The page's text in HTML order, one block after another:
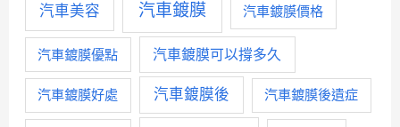
汽車美容 汽車鍍膜 汽車鍍膜價格
汽車鍍膜優點 汽車鍍膜可以撐多久
汽車鍍膜好處 汽車鍍膜後 汽車鍍膜後遺症